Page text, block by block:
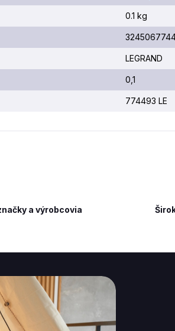
0.1 kg
LEGRAND
0,1
774493 LE
a výrobcovia